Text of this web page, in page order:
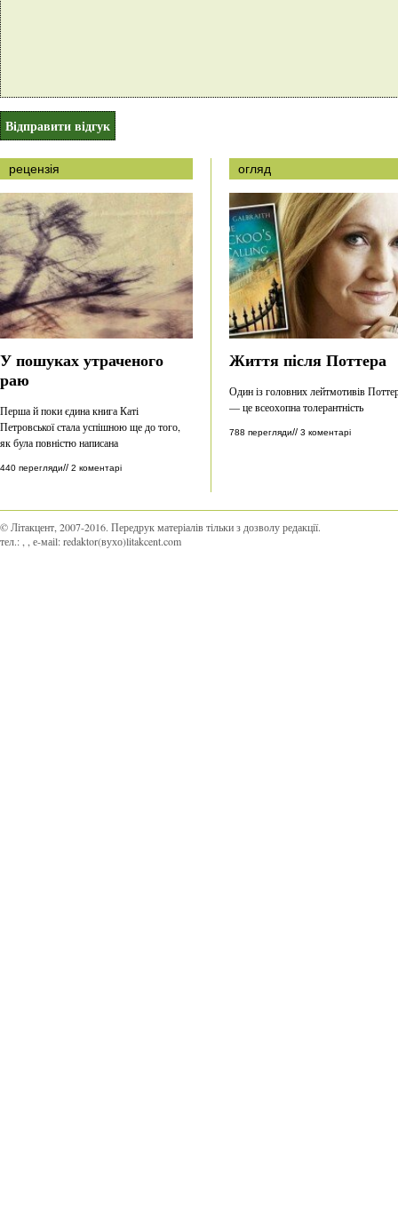
рецензія
У пошуках утраченого
раю
Перша й поки єдина книга Каті
Петровської стала успішною ще до того,
як була повністю написана
440 перегляди// 2 коментарі
огляд
Життя після Поттера
Один із головних лейтмотивів
— це всеохопна толерантність
788 перегляди// 3 коментарі
© Літакцент, 2007-2016. Передрук матеріалів тільки з дозволу редакції.
тел.:
, е-маіl:redaktor(вухо)litakcent.com